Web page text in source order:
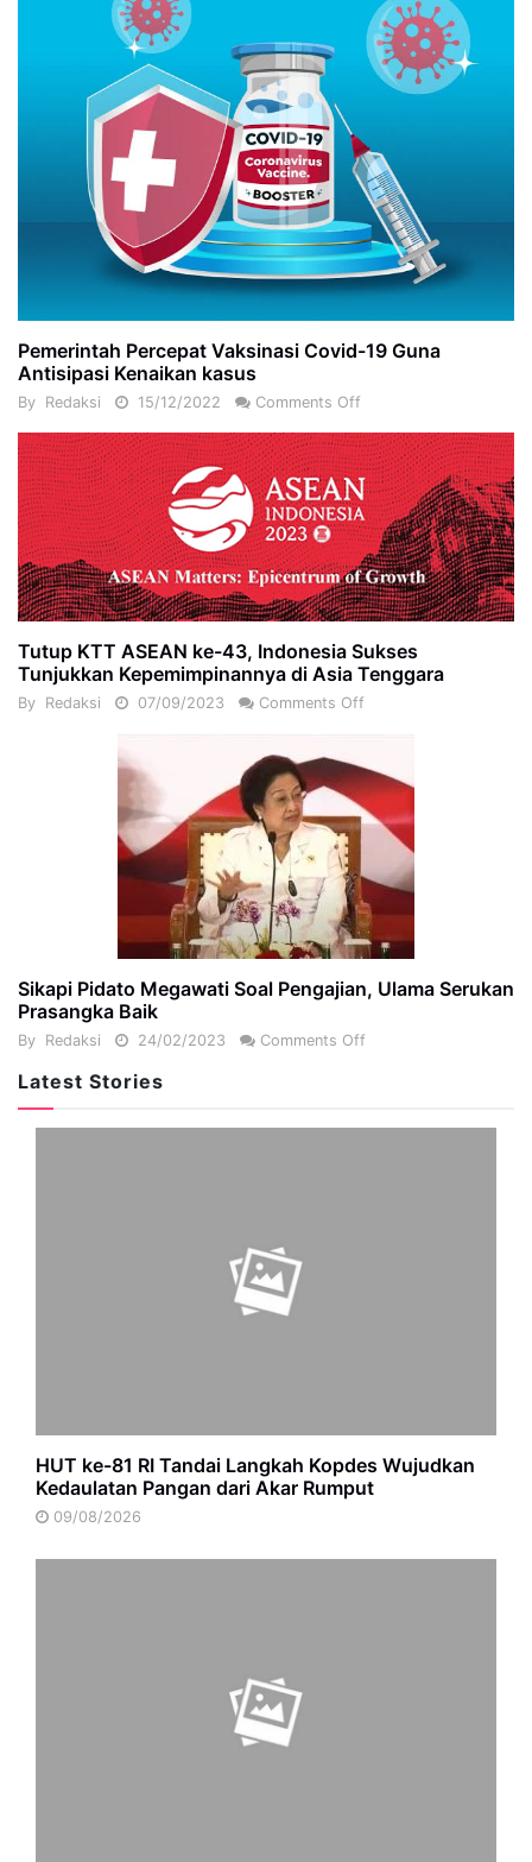
Pemerintah Percepat Vaksinasi Covid-19 Guna
Antisipasi Kenaikan kasus
By Redaksi 15/12/2022 Comments Off
Tutup KTT ASEAN ke-43, Indonesia Sukses
Tunjukkan Kepemimpinannya di Asia Tenggara
By Redaksi 07/09/2023 Comments Off
Sikapi Pidato Megawati Soal Pengajian, Ulama Serukan
Prasangka Baik
By Redaksi 24/02/2023 Comments Off
Latest Stories
HUT ke-81 RI Tandai Langkah Kopdes Wujudkan
Kedaulatan Pangan dari Akar Rumput
09/08/2026